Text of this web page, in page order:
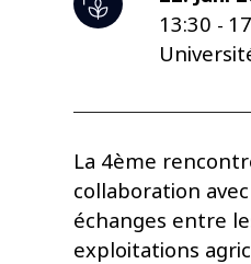
13:30 -
La 4ème
collaboration
échanges entre
exploitations